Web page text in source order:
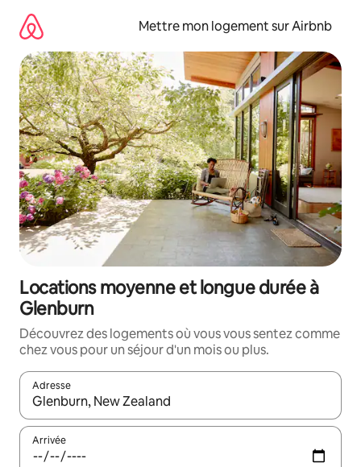
directement
contenu
Mettre mon logement sur Airbnb
Locations moyenne et longue durée à
Glenburn
Découvrez des logements où vous vous sentez comme
chez vous pour un séjour d'un mois ou plus.
Adresse
Lorsque les résultats s'affichent, utilisez les flèches vers le
Arrivée